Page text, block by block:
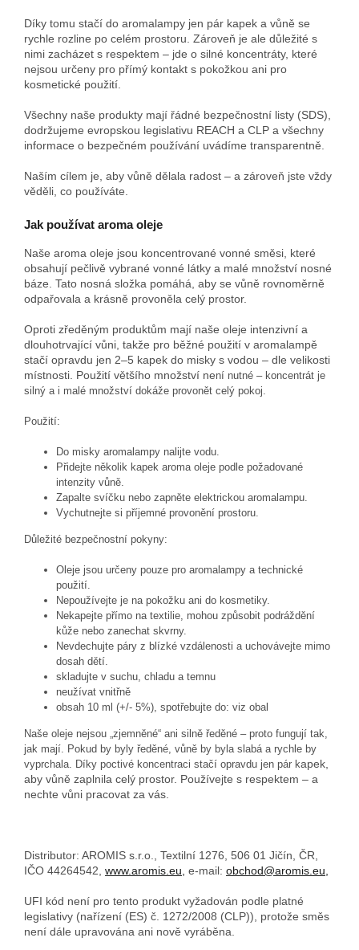
Díky tomu stačí do aromalampy jen pár kapek a vůně se
rychle rozline po celém prostoru. Zároveň je ale důležité s
nimi zacházet s respektem – jde o silné koncentráty, které
nejsou určeny pro přímý kontakt s pokožkou ani pro
kosmetické použití.
Všechny naše produkty mají řádné bezpečnostní listy (SDS),
dodržujeme evropskou legislativu REACH a CLP a všechny
informace o bezpečném používání uvádíme transparentně.
Naším cílem je, aby vůně dělala radost – a zároveň jste vždy
věděli, co používáte.
Jak používat aroma oleje
Naše aroma oleje jsou koncentrované vonné směsi, které
obsahují pečlivě vybrané vonné látky a malé množství nosné
báze. Tato nosná složka pomáhá, aby se vůně rovnoměrně
odpařovala a krásně provoněla celý prostor.
Oproti zředěným produktům mají naše oleje intenzivní a
dlouhotrvající vůni, takže pro běžné použití v aromalampě
stačí opravdu jen 2–5 kapek do misky s vodou – dle velikosti
místnosti. Použití většího množství není nutné – koncentrát je
silný a i malé množství dokáže provonět celý pokoj.
Použití:
Do misky aromalampy nalijte vodu.
Přidejte několik kapek aroma oleje podle požadované
intenzity vůně.
Zapalte svíčku nebo zapněte elektrickou aromalampu.
Vychutnejte si příjemné provonění prostoru.
Důležité bezpečnostní pokyny:
Oleje jsou určeny pouze pro aromalampy a technické
použití.
Nepoužívejte je na pokožku ani do kosmetiky.
Nekapejte přímo na textilie, mohou způsobit podráždění
kůže nebo zanechat skvrny.
Nevdechujte páry z blízké vzdálenosti a uchovávejte mimo
dosah dětí.
skladujte v suchu, chladu a temnu
neužívat vnitřně
obsah 10 ml (+/- 5%), spotřebujte do: viz obal
Naše oleje nejsou „zjemněné“ ani silně ředěné – proto fungují tak,
jak mají. Pokud by byly ředěné, vůně by byla slabá a rychle by
vyprchala. Díky poctivé koncentraci stačí opravdu jen pár kapek,
aby vůně zaplnila celý prostor. Používejte s respektem – a
nechte vůni pracovat za vás.
Distributor: AROMIS s.r.o., Textilní 1276, 506 01 Jičín, ČR,
IČO 44264542, www.aromis.eu, e-mail: obchod@aromis.eu,
UFI kód není pro tento produkt vyžadován podle platné
legislativy (nařízení (ES) č. 1272/2008 (CLP)), protože směs
není dále upravována ani nově vyráběna.